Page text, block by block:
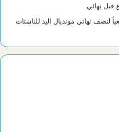
قبل نهائي
لنصف نهائي مونديال اليد للناشئات